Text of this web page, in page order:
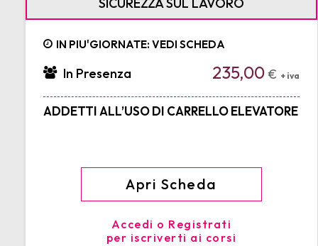
IN PIU'GIORNATE: VEDI SCHEDA
235,00€ + iva
In Presenza
ADDETTI ALL’USO DI CARRELLO ELEVATORE
Apri Scheda
Accedi o Registrati
per iscriverti ai corsi